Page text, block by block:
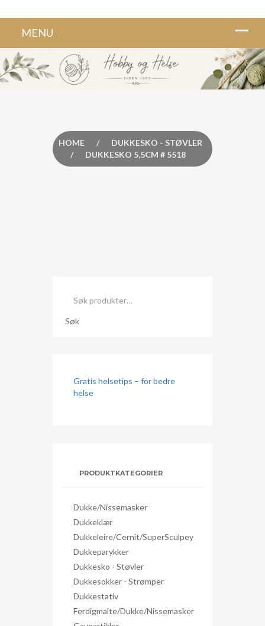
HOME /
DUKKESKO - STØVLER
/
DUKKESKO 5,5CM # 5518
etter:
Søk
Gratis helsetips – for bedre
helse
PRODUKTKATEGORIER
Dukke/nissemasker
Dukkeklær
Dukkeleire/Cernit/SuperSculpey
Dukkeparykker
Dukkesko - Støvler
Dukkesokker - Strømper
Dukkestativ
Ferdigmalte/dukke/nissemasker